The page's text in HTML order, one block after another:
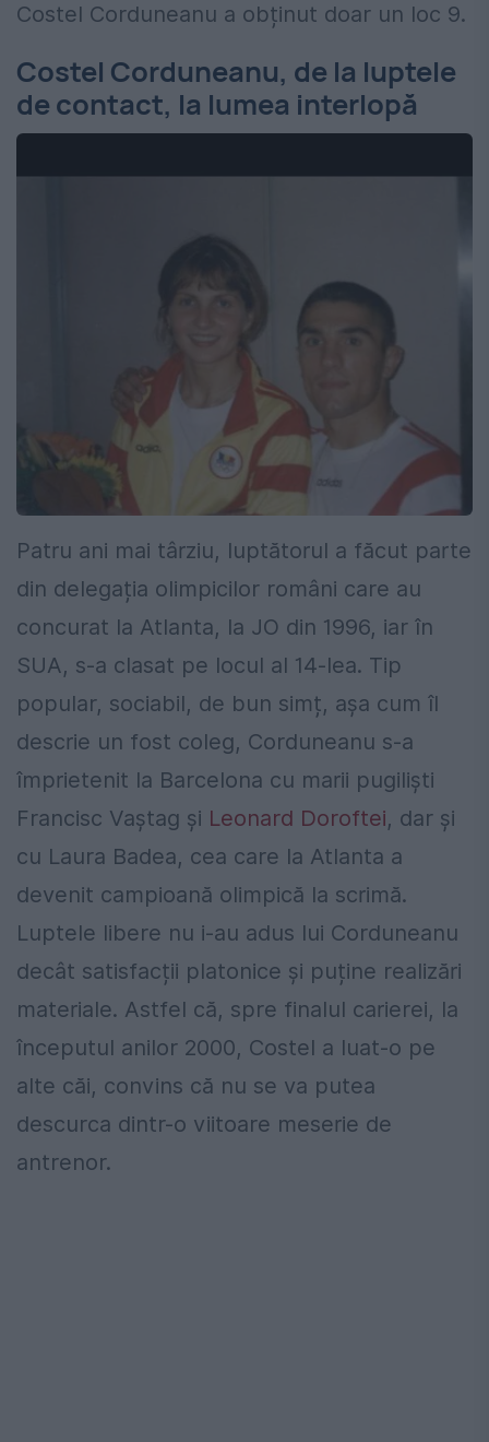
Costel Corduneanu a obținut doar un loc 9.
Costel Corduneanu, de la luptele
de contact, la lumea interlopă
Patru ani mai târziu, luptătorul a făcut parte
din delegația olimpicilor români care au
concurat la Atlanta, la JO din 1996, iar în
SUA, s-a clasat pe locul al 14-lea. Tip
popular, sociabil, de bun simț, așa cum îl
descrie un fost coleg, Corduneanu s-a
împrietenit la Barcelona cu marii pugiliști
Francisc Vaștag și Leonard Doroftei, dar și
cu Laura Badea, cea care la Atlanta a
devenit campioană olimpică la scrimă.
Luptele libere nu i-au adus lui Corduneanu
decât satisfacții platonice și puține realizări
materiale. Astfel că, spre finalul carierei, la
începutul anilor 2000, Costel a luat-o pe
alte căi, convins că nu se va putea
descurca dintr-o viitoare meserie de
antrenor.